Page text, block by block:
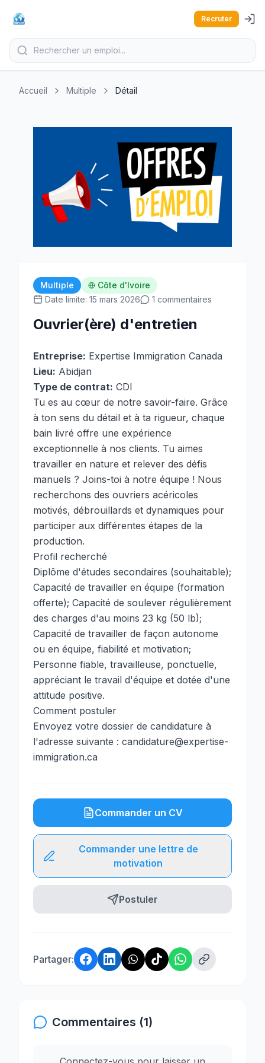
Recruter
Accueil Multiple Détail
Multiple
Côte d'Ivoire
Date limite: 15 mars 2026
1 commentaires
Ouvrier(ère) d'entretien
Entreprise: Expertise Immigration Canada
Lieu: Abidjan
Type de contrat: CDI
Tu es au cœur de notre savoir-faire. Grâce
à ton sens du détail et à ta rigueur, chaque
bain livré offre une expérience
exceptionnelle à nos clients. Tu aimes
travailler en nature et relever des défis
manuels ? Joins-toi à notre équipe ! Nous
recherchons des ouvriers acéricoles
motivés, débrouillards et dynamiques pour
participer aux différentes étapes de la
production.
Profil recherché
Diplôme d'études secondaires (souhaitable);
Capacité de travailler en équipe (formation
offerte); Capacité de soulever régulièrement
des charges d'au moins 23 kg (50 lb);
Capacité de travailler de façon autonome
ou en équipe, fiabilité et motivation;
Personne fiable, travailleuse, ponctuelle,
appréciant le travail d'équipe et dotée d'une
attitude positive.
Comment postuler
Envoyez votre dossier de candidature à
l'adresse suivante : candidature@expertise-
immigration.ca
Commander un CV
Commander une lettre de
motivation
Postuler
Partager:
Commentaires (1)